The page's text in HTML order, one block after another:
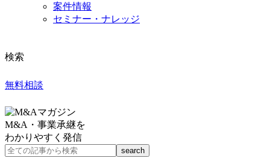
案件情報
セミナー・ナレッジ
検索
無料相談
M&A・事業承継を
わかりやすく発信